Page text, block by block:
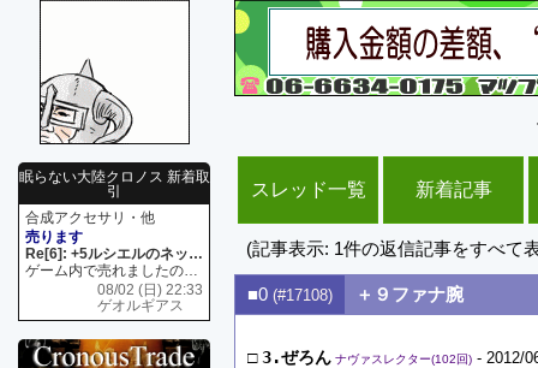
眠らない大陸クロノス 新着取
引
合成アクセサリ・他
売ります
Re[6]: +5ルシエルのネックレス
ゲーム内で売れましたので 在庫がネク1 リング4 となります リングのお値段は80G といたします
08/02 (日) 22:33
ゲオルギアス
スレッド一覧 新着記事
(記事表示: 1件の返信記事をすべて
■0 (#17108) ＋９ファナ腕
□3.ぜろん ナヴァスレクター(102回) - 2012/